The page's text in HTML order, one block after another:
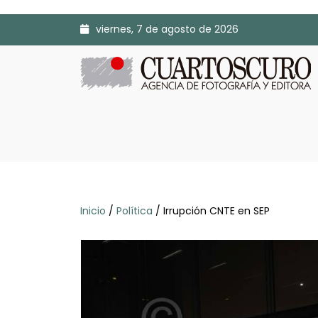
viernes, 7 de agosto de 2026
Inicio / Política / Irrupción CNTE en SEP